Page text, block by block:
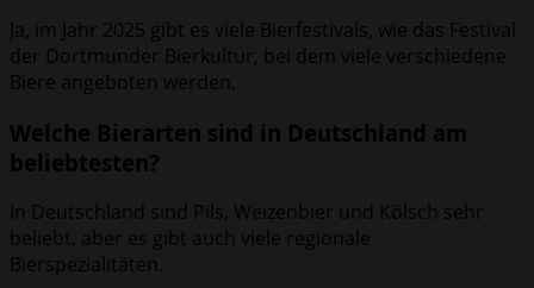
Ja, im Jahr 2025 gibt es viele Bierfestivals, wie das Festival
der Dortmunder Bierkultur, bei dem viele verschiedene
Biere angeboten werden.
Welche Bierarten sind in Deutschland am
beliebtesten?
In Deutschland sind Pils, Weizenbier und Kölsch sehr
beliebt, aber es gibt auch viele regionale
Bierspezialitäten.